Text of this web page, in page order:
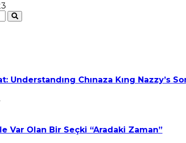
Understandıng Chınaza Kıng Nazzy’s
Var Olan Bir Seçki “Aradaki Zaman”